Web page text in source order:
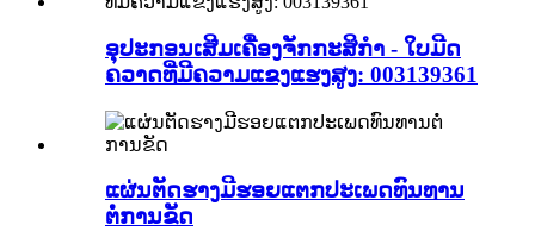
ອຸປະກອນເສີມເຄື່ອງຈັກກະສິກຳ - ໃບມີດ
ຄວາດທີ່ມີຄວາມແຂງແຮງສູງ: 003139361
ແຜ່ນຕັດຮາງມີຮອຍແຕກປະເພດທົນທານ
ຕໍ່ການຂັດ